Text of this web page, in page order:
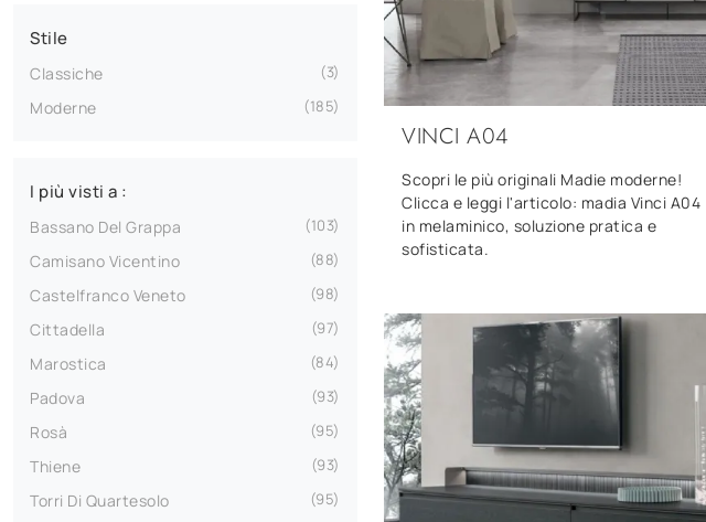
Stile
Classiche 3
Moderne 185
I più visti a :
Bassano Del Grappa 103
Camisano Vicentino 88
Castelfranco Veneto 98
Cittadella 97
Marostica 84
Padova 93
Rosà 95
Thiene 93
Torri Di Quartesolo 95
VINCI A04
Scopri le più originali Madie moderne!
Clicca e leggi l'articolo: madia Vinci A04
in melaminico, soluzione pratica e
sofisticata.